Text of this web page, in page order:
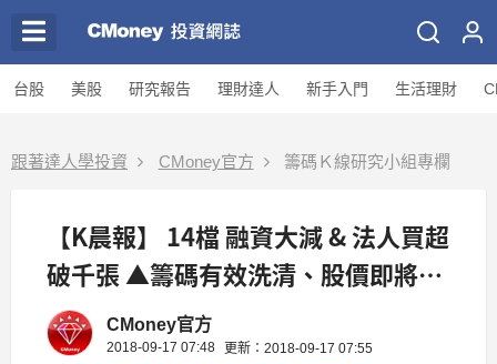
台股 美股 研究報告 理財達人 新手入門 生活理財
跟著達人學投資 CMoney官方 籌碼Ｋ線研究小組專欄
【K晨報】 14檔 融資大減 & 法人買超
破千張 ▲籌碼有效洗清、股價即將表
態..
CMoney官方
2018-09-17 07:48 更新：2018-09-17 07:55